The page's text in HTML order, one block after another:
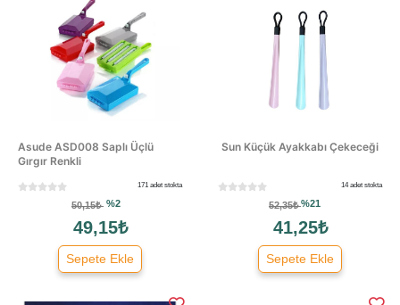
Asude ASD008 Saplı Üçlü
Gırgır Renkli
171 adet stokta
50,15₺ %2
49,15₺
Sepete Ekle
Sun Küçük Ayakkabı Çekeceği
14 adet stokta
52,35₺%21
41,25₺
Sepete Ekle